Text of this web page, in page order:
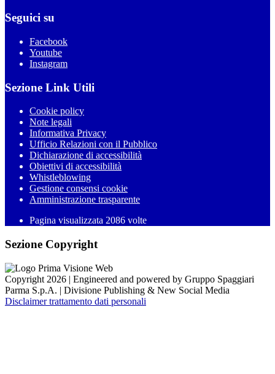
Seguici su
Facebook
Youtube
Instagram
Sezione Link Utili
Cookie policy
Note legali
Informativa Privacy
Ufficio Relazioni con il Pubblico
Dichiarazione di accessibilità
Obiettivi di accessibilità
Whistleblowing
Gestione consensi cookie
Amministrazione trasparente
Pagina visualizzata 2086 volte
Sezione Copyright
Copyright 2026 | Engineered and powered by Gruppo Spaggiari
Parma S.p.A. | Divisione Publishing & New Social Media
Disclaimer trattamento dati personali